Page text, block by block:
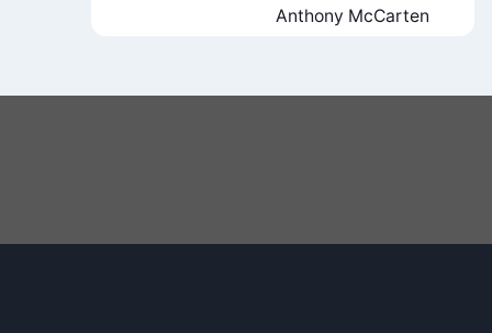
Anthony McCarten